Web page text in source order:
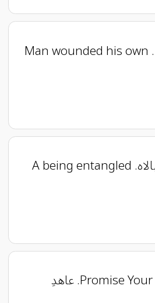
جَرح الأِنسانُ وعيهُ . Man wounded his own
كائن متوِرط بَـ لا مُبالاه. A being entangled
Promise Your soul to success. عاهدِ